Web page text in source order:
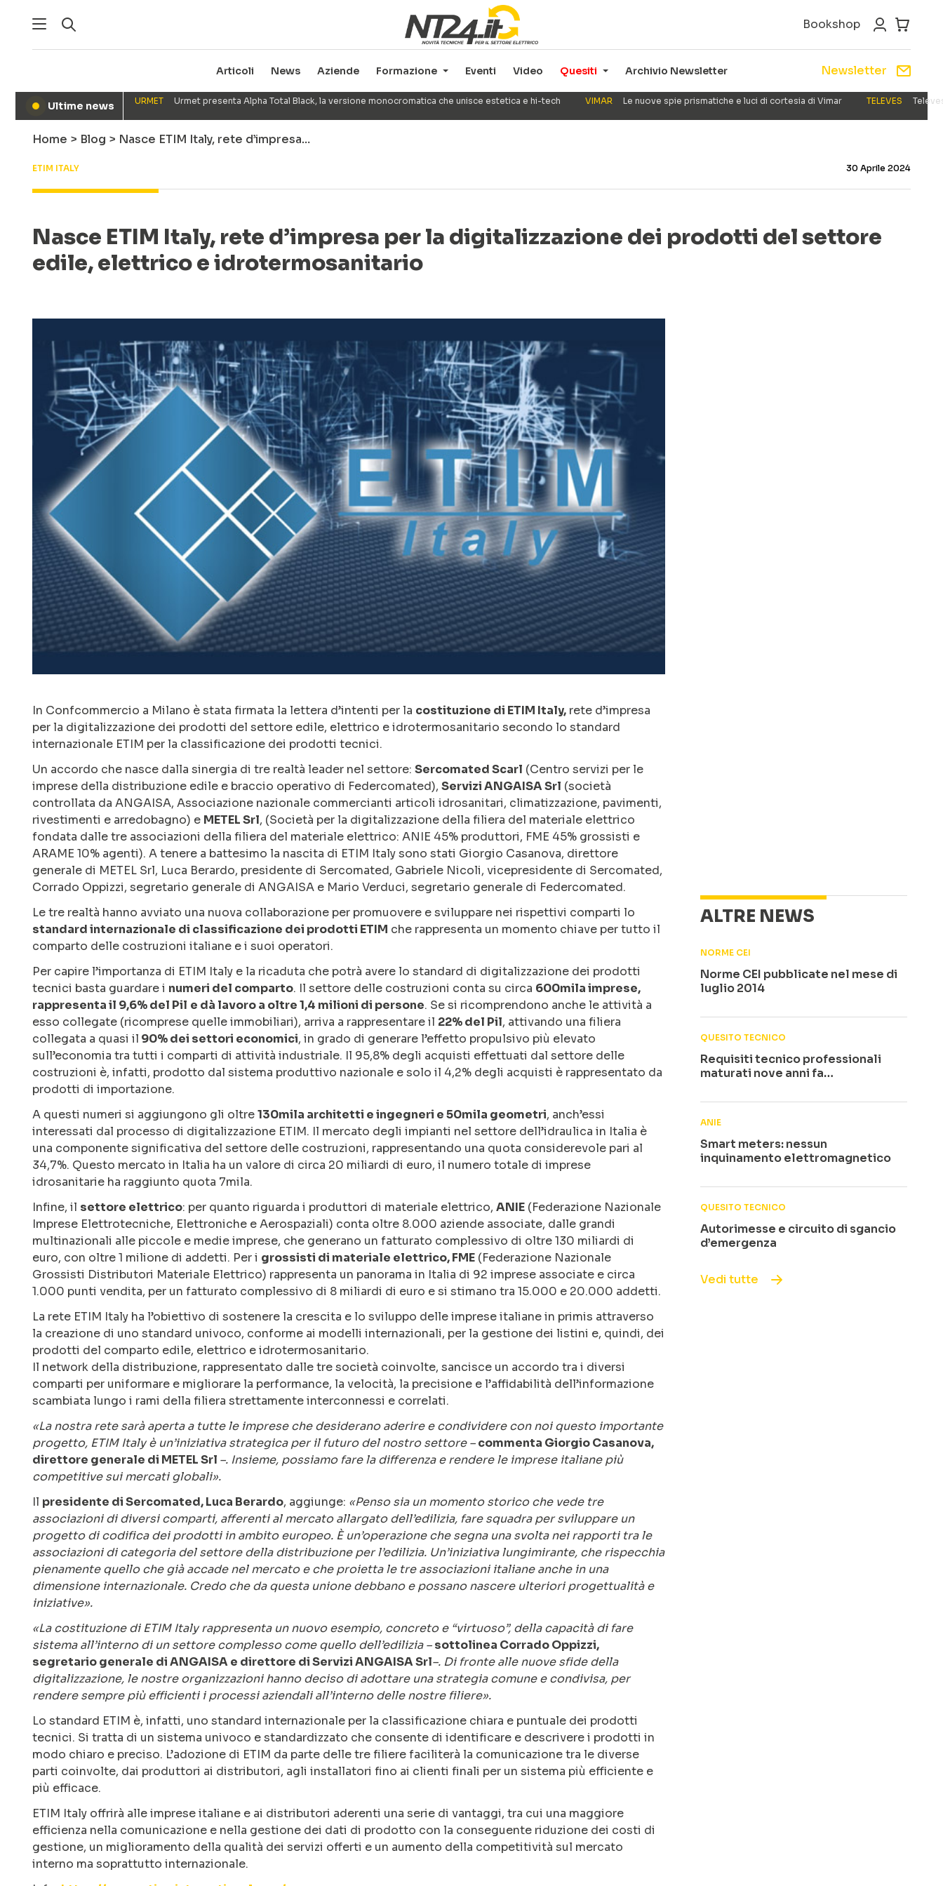
Bookshop
Articoli News Aziende Formazione Eventi Video Quesiti Archivio Newsletter Newsletter
● Ultime news URMET Urmet presenta Alpha Total Black, la versione monocromatica che unisce estetica e hi-tech VIMAR Le nuove spie prismatiche e luci di cortesia di Vimar TELEVES
Home > Blog > Nasce ETIM Italy, rete d’impresa…
ETIM ITALY 30 Aprile 2024
Nasce ETIM Italy, rete d’impresa per la digitalizzazione dei prodotti del settore
edile, elettrico e idrotermosanitario
In Confcommercio a Milano è stata firmata la lettera d’intenti per la costituzione di ETIM Italy, rete d’impresa
per la digitalizzazione dei prodotti del settore edile, elettrico e idrotermosanitario secondo lo standard
internazionale ETIM per la classificazione dei prodotti tecnici.
Un accordo che nasce dalla sinergia di tre realtà leader nel settore: Sercomated Scarl (Centro servizi per le
imprese della distribuzione edile e braccio operativo di Federcomated), Servizi ANGAISA Srl (società
controllata da ANGAISA, Associazione nazionale commercianti articoli idrosanitari, climatizzazione, pavimenti,
rivestimenti e arredobagno) e METEL Srl, (Società per la digitalizzazione della filiera del materiale elettrico
fondata dalle tre associazioni della filiera del materiale elettrico: ANIE 45% produttori, FME 45% grossisti e
ARAME 10% agenti). A tenere a battesimo la nascita di ETIM Italy sono stati Giorgio Casanova, direttore
generale di METEL Srl, Luca Berardo, presidente di Sercomated, Gabriele Nicoli, vicepresidente di Sercomated,
Corrado Oppizzi, segretario generale di ANGAISA e Mario Verduci, segretario generale di Federcomated.
Le tre realtà hanno avviato una nuova collaborazione per promuovere e sviluppare nei rispettivi comparti lo
standard internazionale di classificazione dei prodotti ETIM che rappresenta un momento chiave per tutto il
comparto delle costruzioni italiane e i suoi operatori.
Per capire l’importanza di ETIM Italy e la ricaduta che potrà avere lo standard di digitalizzazione dei prodotti
tecnici basta guardare i numeri del comparto. Il settore delle costruzioni conta su circa 600mila imprese,
rappresenta il 9,6% del Pil e dà lavoro a oltre 1,4 milioni di persone. Se si ricomprendono anche le attività a
esso collegate (ricomprese quelle immobiliari), arriva a rappresentare il 22% del Pil, attivando una filiera
collegata a quasi il 90% dei settori economici, in grado di generare l’effetto propulsivo più elevato
sull’economia tra tutti i comparti di attività industriale. Il 95,8% degli acquisti effettuati dal settore delle
costruzioni è, infatti, prodotto dal sistema produttivo nazionale e solo il 4,2% degli acquisti è rappresentato da
prodotti di importazione.
A questi numeri si aggiungono gli oltre130mila architetti e ingegneri e 50mila geometri, anch’essi
interessati dal processo di digitalizzazione ETIM. Il mercato degli impianti nel settore dell’idraulica in Italia è
una componente significativa del settore delle costruzioni, rappresentando una quota considerevole pari al
34,7%. Questo mercato in Italia ha un valore di circa 20 miliardi di euro, il numero totale di imprese
idrosanitarie ha raggiunto quota 7mila.
Infine, il settore elettrico: per quanto riguarda i produttori di materiale elettrico, ANIE (Federazione Nazionale
Imprese Elettrotecniche, Elettroniche e Aerospaziali) conta oltre 8.000 aziende associate, dalle grandi
multinazionali alle piccole e medie imprese, che generano un fatturato complessivo di oltre 130 miliardi di
euro, con oltre 1 milione di addetti. Per i grossisti di materiale elettrico, FME (Federazione Nazionale
Grossisti Distributori Materiale Elettrico) rappresenta un panorama in Italia di 92 imprese associate e circa
1.000 punti vendita, per un fatturato complessivo di 8 miliardi di euro e si stimano tra 15.000 e 20.000 addetti.
La rete ETIM Italy ha l’obiettivo di sostenere la crescita e lo sviluppo delle imprese italiane in primis attraverso
la creazione di uno standard univoco, conforme ai modelli internazionali, per la gestione dei listini e, quindi, dei
prodotti del comparto edile, elettrico e idrotermosanitario.
Il network della distribuzione, rappresentato dalle tre società coinvolte, sancisce un accordo tra i diversi
comparti per uniformare e migliorare la performance, la velocità, la precisione e l’affidabilità dell’informazione
scambiata lungo i rami della filiera strettamente interconnessi e correlati.
«La nostra rete sarà aperta a tutte le imprese che desiderano aderire e condividere con noi questo importante
progetto, ETIM Italy è un’iniziativa strategica per il futuro del nostro settore –commenta Giorgio Casanova,
direttore generale di METEL Srl –. Insieme, possiamo fare la differenza e rendere le imprese italiane più
competitive sui mercati globali».
Il presidente di Sercomated, Luca Berardo, aggiunge: «Penso sia un momento storico che vede tre
associazioni di diversi comparti, afferenti al mercato allargato dell’edilizia, fare squadra per sviluppare un
progetto di codifica dei prodotti in ambito europeo. È un’operazione che segna una svolta nei rapporti tra le
associazioni di categoria del settore della distribuzione per l’edilizia. Un’iniziativa lungimirante, che rispecchia
pienamente quello che già accade nel mercato e che proietta le tre associazioni italiane anche in una
dimensione internazionale. Credo che da questa unione debbano e possano nascere ulteriori progettualità e
iniziative».
«La costituzione di ETIM Italy rappresenta un nuovo esempio, concreto e “virtuoso”, della capacità di fare
sistema all’interno di un settore complesso come quello dell’edilizia –sottolinea Corrado Oppizzi,
segretario generale di ANGAISA e direttore di Servizi ANGAISA Srl–. Di fronte alle nuove sfide della
digitalizzazione, le nostre organizzazioni hanno deciso di adottare una strategia comune e condivisa, per
rendere sempre più efficienti i processi aziendali all’interno delle nostre filiere».
Lo standard ETIM è, infatti, uno standard internazionale per la classificazione chiara e puntuale dei prodotti
tecnici. Si tratta di un sistema univoco e standardizzato che consente di identificare e descrivere i prodotti in
modo chiaro e preciso. L’adozione di ETIM da parte delle tre filiere faciliterà la comunicazione tra le diverse
parti coinvolte, dai produttori ai distributori, agli installatori fino ai clienti finali per un sistema più efficiente e
più efficace.
ETIM Italy offrirà alle imprese italiane e ai distributori aderenti una serie di vantaggi, tra cui una maggiore
efficienza nella comunicazione e nella gestione dei dati di prodotto con la conseguente riduzione dei costi di
gestione, un miglioramento della qualità dei servizi offerti e un aumento della competitività sul mercato
interno ma soprattutto internazionale.
ALTRE NEWS
NORME CEI
Norme CEI pubblicate nel mese di
luglio 2014
QUESITO TECNICO
Requisiti tecnico professionali
maturati nove anni fa…
ANIE
Smart meters: nessun
inquinamento elettromagnetico
QUESITO TECNICO
Autorimesse e circuito di sgancio
d’emergenza
Vedi tutte